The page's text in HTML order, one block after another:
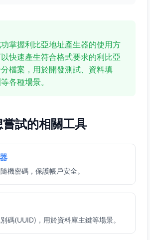
掌握利比亞地址產生器的使用方
快速產生符合格式要求的利比亞
檔案，用於開發測試、資料填
各種場景。
試的相關工具
機密碼，保護帳戶安全。
碼(UUID)，用於資料庫主鍵等場景。